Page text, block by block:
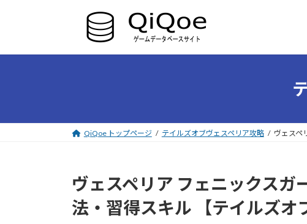
ツ
シ
QiQoe トップページ テイルズオブヴェスペリア攻略 ヴェスペ
ヴェスペリア フェニックスガ
法・習得スキル 【テイルズオ